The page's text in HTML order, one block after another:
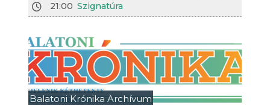
21:00 Szignatúra
Balatoni Krónika Archívum